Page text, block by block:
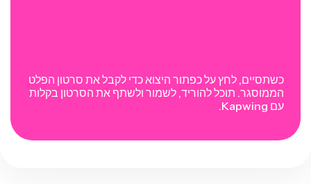
כשתסיים, לחץ על כפתור היצוא כדי לקבל את סרטון הפלט
הממוסגר. תוכל להוריד, לשמור ולשתף את הסרטון בקלות
עם Kapwing.